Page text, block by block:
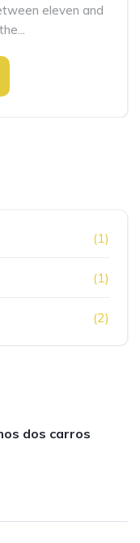
eleven and
(1)
(1)
(2)
dos carros